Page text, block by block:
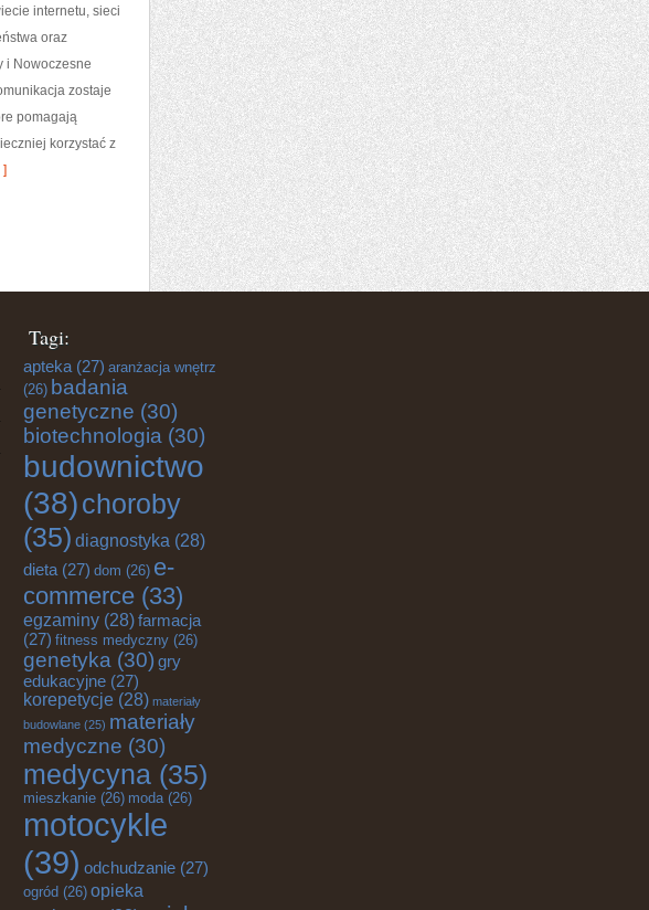
internetu, sieci
oraz
i Nowoczesne
zostaje
pomagają
korzystać z
Tagi:
apteka (27) aranżacja wnętrz
(26) badania
genetyczne (30)
biotechnologia (30)
budownictwo
(38)choroby
(35) diagnostyka (28)
dieta (27) dom (26) e-
commerce (33)
egzaminy (28)farmacja
(27) fitness medyczny (26)
genetyka (30) gry
edukacyjne (27)
korepetycje (28) materiały
budowlane (25) materiały
medyczne (30)
medycyna (35)
mieszkanie (26) moda(26)
motocykle
(39) odchudzanie (27)
ogród (26) opieka